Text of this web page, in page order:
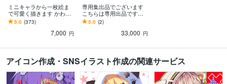
ミニキャラから一枚絵ま
で可愛く描きます かわい
く華やかな女の子イラス
トが得意です。
5.0 (373)
7,000 円
専用集出品でございます
こちらは専用出品です。
ご対象者様以外のご購入
はできません。
5.0 (2)
33,000 円
アイコン作成・SNSイラスト作成の関連サービス